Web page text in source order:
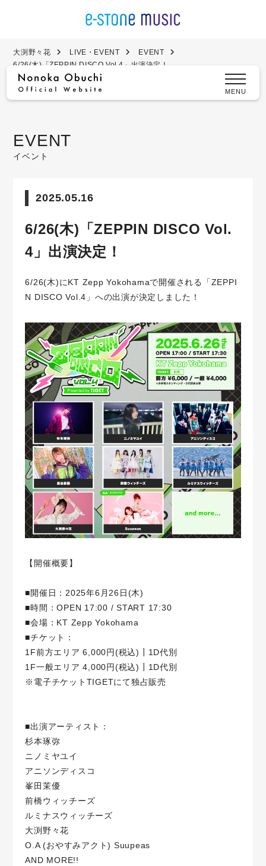
MENU
大渕野々花 LIVE・EVENT
EVENT
6/26(木)「ZEPPIN DISCO Vol.4」出演決定！
EVENT
イベント
2025.05.16
6/26(木)「ZEPPIN DISCO Vol.
4」出演決定！
6/26(木)にKT Zepp Yokohamaで開催される「ZEPPI
N DISCO Vol.4」への出演が決定しました！
【開催概要】
■開催日：2025年6月26日(木)
■時間：OPEN 17:00 / START 17:30
■会場：KT Zepp Yokohama
■チケット：
1F前方エリア 6,000円(税込)┃1D代別
1F一般エリア 4,000円(税込)┃1D代別
※電子チケットTIGETにて独占販売
■出演アーティスト：
杉本琢弥
ニノミヤユイ
アニソンディスコ
峯田茉優
前橋ウィッチーズ
ルミナスウィッチーズ
大渕野々花
O.A (おやすみアクト) Suupeas
AND MORE!!